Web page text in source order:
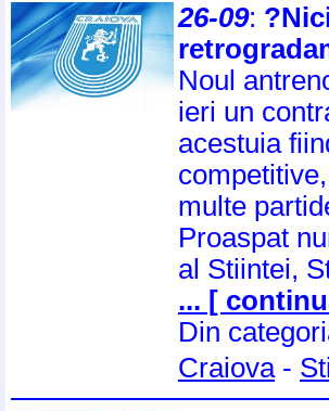
26-09:
Noul
ieri un
acestuia
multe
Proaspat
al Stiintei,
... [
Din
Craiova-